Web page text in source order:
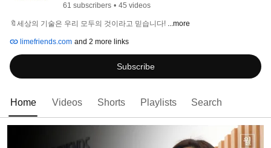
61 subscribers • 45 videos
🔖세상의 기술은 우리 모두의 것이라고 믿습니다! ...more
limefriends.com and 2 more links
Subscribe
Home Videos Shorts Playlists Search